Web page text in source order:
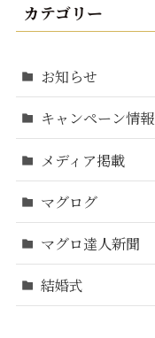
カテゴリー
お知らせ
キャンペーン情報
メディア掲載
マグログ
マグロ達人新聞
結婚式